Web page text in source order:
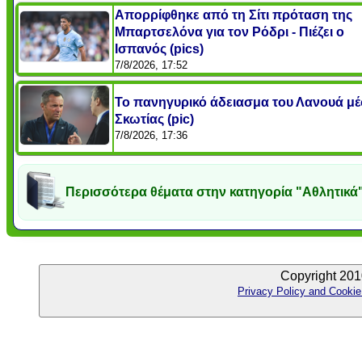
Απορρίφθηκε από τη Σίτι πρόταση της
Μπαρτσελόνα για τον Ρόδρι - Πιέζει ο
Ισπανός (pics)
7/8/2026, 17:52
Το πανηγυρικό άδειασμα του Λανουά
Σκωτίας (pic)
7/8/2026, 17:36
Περισσότερα θέματα στην κατηγορία
Copyright
Privacy Policy and